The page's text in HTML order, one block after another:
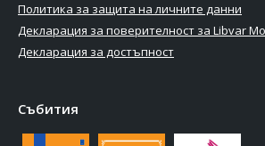
Политика за защита на личните данни
Декларация за поверителност за Libvar
Декларация за достъпност
Събития